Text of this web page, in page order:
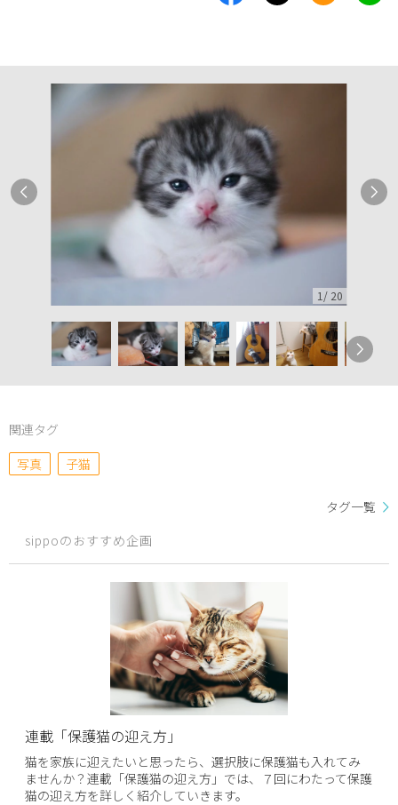
1 / 20
関連タグ
写真
子猫
タグ一覧
sippoのおすすめ企画
連載「保護猫の迎え方」
猫を家族に迎えたいと思ったら、選択肢に保護猫も入れてみ
ませんか？連載「保護猫の迎え方」では、７回にわたって保護
猫の迎え方を詳しく紹介していきます。